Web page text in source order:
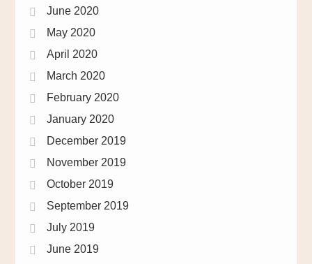
June 2020
May 2020
April 2020
March 2020
February 2020
January 2020
December 2019
November 2019
October 2019
September 2019
July 2019
June 2019